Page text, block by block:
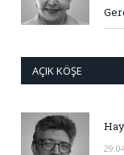
AÇIK KÖŞE